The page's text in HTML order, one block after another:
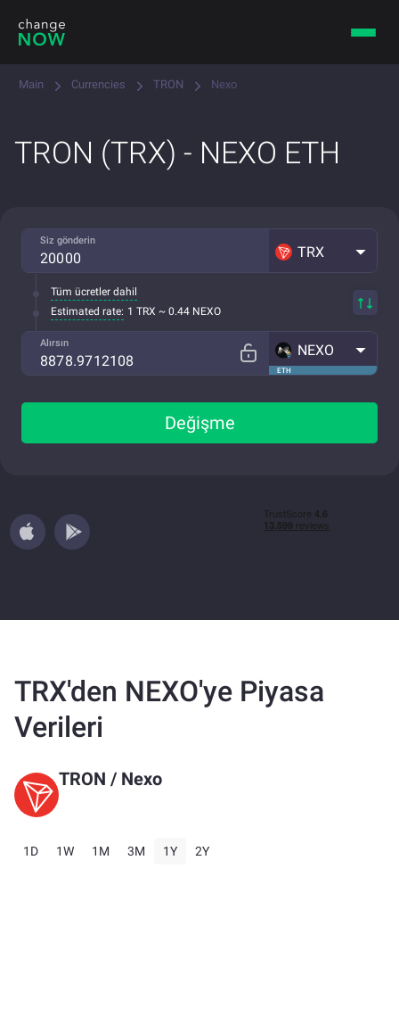
Main Currencies TRON Nexo
TRON (TRX) - NEXO ETH
Siz gönderin
TRX
Tüm ücretler dahil
Estimated rate: 1 TRX ~ 0.44 NEXO
Alırsın
ETH
NEXO
Değişme
TRX'den NEXO'ye Piyasa
Verileri
TRON / Nexo
1D 1W 1M 3M 1Y 2Y